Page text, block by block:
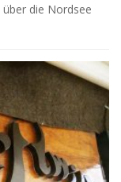
die Nordsee